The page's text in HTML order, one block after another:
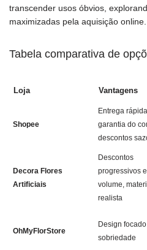
transcender usos óbvios,
maximizadas pela aquisição online.
Tabela comparativa de
Loja Vantagens
Shopee
Entrega rápida,
garantia do
descontos
Decora Flores
Artificiais
Descontos
progressivos
volume,
realista
OhMyFlorStore
Design
sobriedade